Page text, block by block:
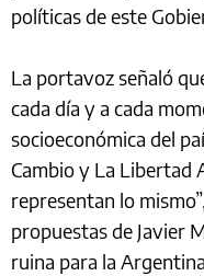
políticas de este
La portavoz señaló
cada día y a cada
socioeconómica del
Cambio y La Libertad
representan lo
propuestas de Javier
ruina para la